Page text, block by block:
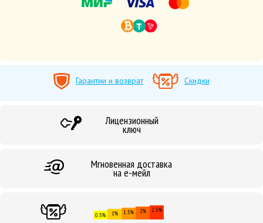
Гарантии и возврат Скидки
Лицензионный
ключ
Мгновенная доставка
на е-мейл
0.5% 1% 1.5% 2% 2.5%